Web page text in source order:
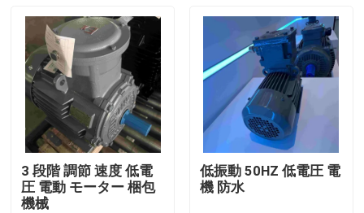
単一フェーズの電動機
三相電動機
低電圧の電動機
中型の電圧誘導電動機
3 段階 調節 速度 低電
圧 電動 モーター 梱包
機械
低振動 50HZ 低電圧 電
機 防水